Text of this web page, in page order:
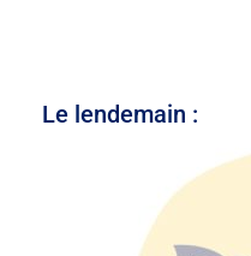
Le lendemain :